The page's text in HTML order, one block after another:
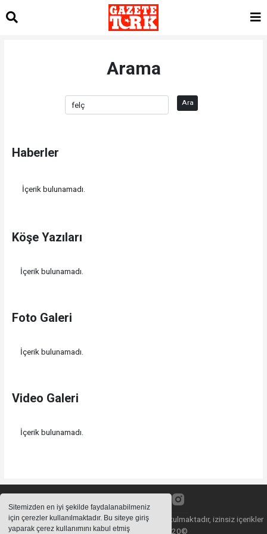
Sitemizden en iyi şekilde faydalanabilmeniz
için çerezler kullanılmaktadır. Bu siteye giriş
yaparak çerez kullanımını kabul etmiş
Arama
Ara
Haberler
İçerik bulunamadı.
Köşe Yazıları
İçerik bulunamadı.
Foto Galeri
İçerik bulunamadı.
Video Galeri
İçerik bulunamadı.
Sitemizde bulunan içeriklerin tüm hakları saklı tutulmaktadır, izinsiz içerikler
kullanılamaz. Copyright 2020©